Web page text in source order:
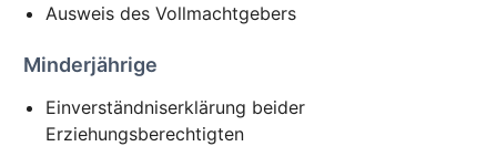
Ausweis des Vollmachtgebers
Minderjährige
Einverständniserklärung beider
Erziehungsberechtigten